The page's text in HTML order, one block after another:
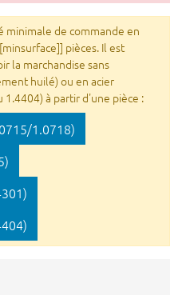
de commande en
pièces. Il est
la marchandise sans
huilé) ou en acier
à partir d'une pièce :
1.0718)